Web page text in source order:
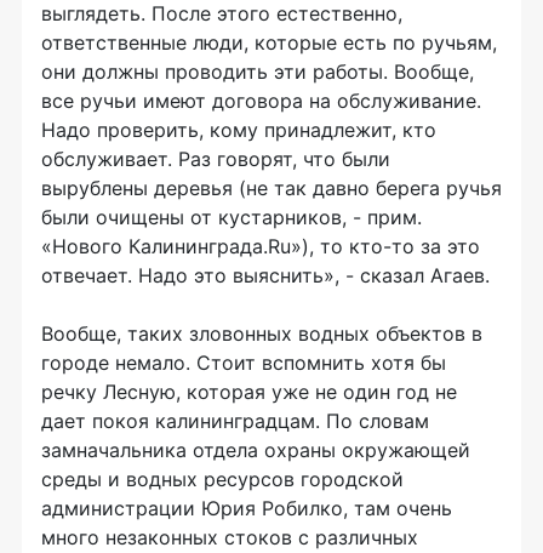
выглядеть. После этого естественно,
ответственные люди, которые есть по ручьям,
они должны проводить эти работы. Вообще,
все ручьи имеют договора на обслуживание.
Надо проверить, кому принадлежит, кто
обслуживает. Раз говорят, что были
вырублены деревья (не так давно берега ручья
были очищены от кустарников, - прим.
«Нового Калининграда.Ru»), то кто-то за это
отвечает. Надо это выяснить», - сказал Агаев.
Вообще, таких зловонных водных объектов в
городе немало. Стоит вспомнить хотя бы
речку Лесную, которая уже не один год не
дает покоя калининградцам. По словам
замначальника отдела охраны окружающей
среды и водных ресурсов городской
администрации Юрия Робилко, там очень
много незаконных стоков с различных